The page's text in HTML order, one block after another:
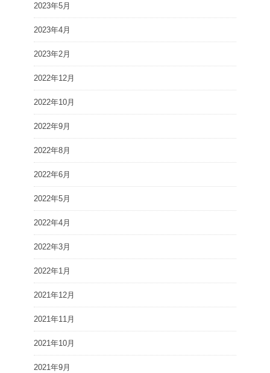
2023年5月
2023年4月
2023年2月
2022年12月
2022年10月
2022年9月
2022年8月
2022年6月
2022年5月
2022年4月
2022年3月
2022年1月
2021年12月
2021年11月
2021年10月
2021年9月